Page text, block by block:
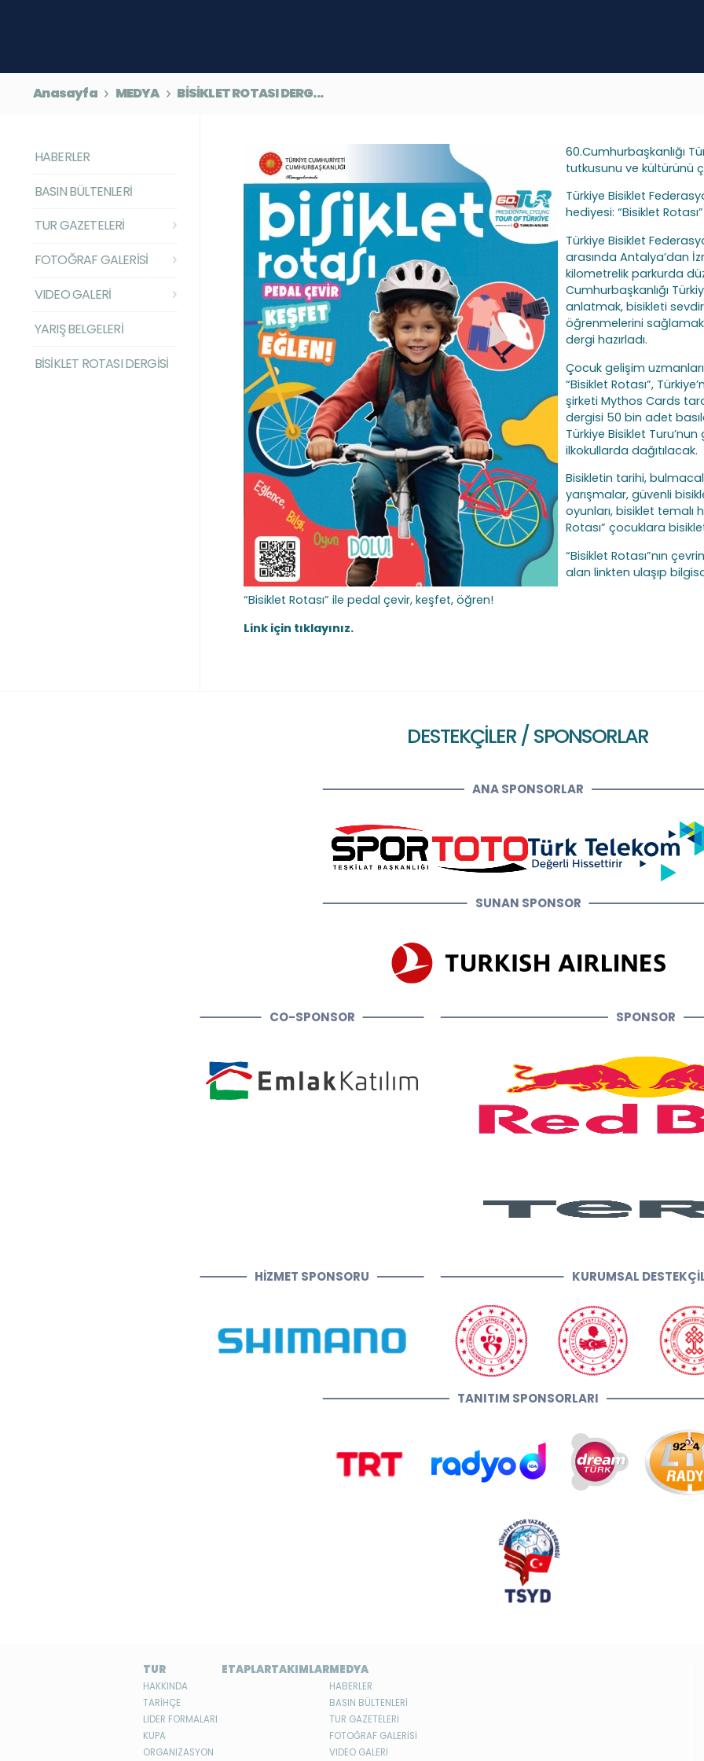
Anasayfa MEDYA BİSİKLET ROTASI DERG...
HABERLER
BASIN BÜLTENLERİ
TUR GAZETELERİ
FOTOĞRAF GALERİSİ
VIDEO GALERİ
YARIŞ BELGELERİ
BİSİKLET ROTASI DERGİSİ
60.Cumhurbaşkanlığı
tutkusunu ve kültürünü
Türkiye Bisiklet
hediyesi: “Bisiklet
Türkiye Bisiklet
arasında Antalya’dan
kilometrelik parkurda
Cumhurbaşkanlığı
anlatmak, bisikleti
öğrenmelerini sağlamak
dergi hazırladı.
Çocuk gelişim
“Bisiklet Rotası”,
şirketi Mythos Cards
dergisi 50 bin adet
Türkiye Bisiklet
ilkokullarda dağıtılacak.
Bisikletin tarihi,
yarışmalar, güvenli
oyunları, bisiklet temalı
Rotası” çocuklara
“Bisiklet Rotası”nın
alan linkten ulaşıp
“Bisiklet Rotası” ile pedal çevir, keşfet, öğren!
Link için tıklayınız.
DESTEKÇİLER / SPONSORLAR
ANA SPONSORLAR
SUNAN SPONSOR
CO-SPONSOR SPONSOR
HİZMET SPONSORU KURUMSAL
TANITIM SPONSORLARI
TUR
HAKKINDA
TARİHÇE
LİDER FORMALARI
KUPA
ORGANİZASYON
ETAPLARTAKIMLARMEDYA
HABERLER
BASIN BÜLTENLERİ
TUR GAZETELERİ
FOTOĞRAF GALERİSİ
VIDEO GALERİ